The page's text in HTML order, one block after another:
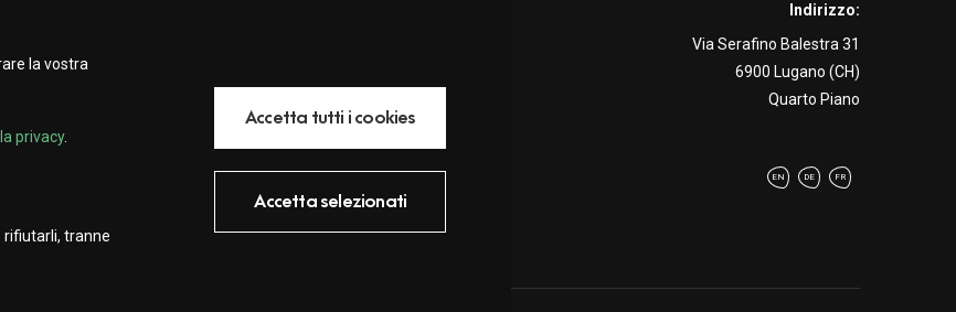
Inizia un progetto
Indirizzo:
Via Serafino Balestra 31
6900 Lugano (CH)
Quarto Piano
EN DE FR
la vostra
privacy.
rifiutarli, tranne
Accetta tutti i cookies
Accetta selezionati